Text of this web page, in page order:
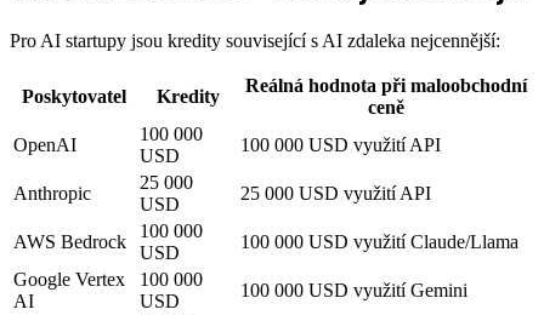
Pro AI startupy jsou kredity související s AI zdaleka nejcennější:
Poskytovatel Kredity
Reálná hodnota při maloobchodní
ceně
OpenAI
100 000
USD
100 000 USD využití API
Anthropic
25 000
USD
25 000 USD využití API
AWS Bedrock
100 000
USD
100 000 USD využití Claude/Llama
Google Vertex
AI
100 000
USD
100 000 USD využití Gemini